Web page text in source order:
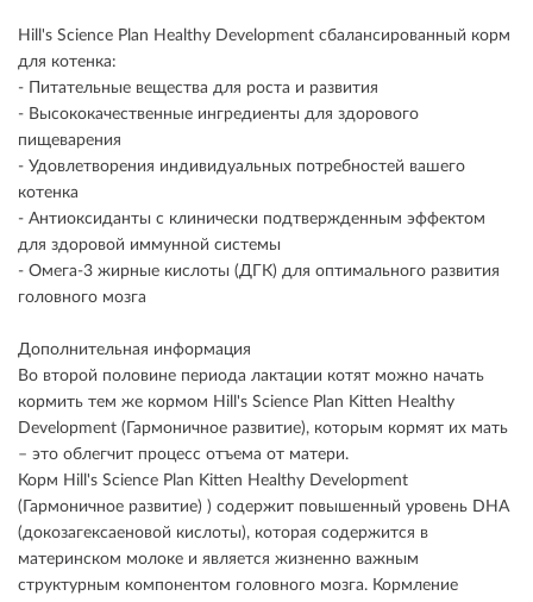
Hill's Science Plan Healthy Development сбалансированный корм
для котенка:
- Питательные вещества для роста и развития
- Высококачественные ингредиенты для здорового
пищеварения
- Удовлетворения индивидуальных потребностей вашего
котенка
- Антиоксиданты с клинически подтвержденным эффектом
для здоровой иммунной системы
- Омега-3 жирные кислоты (ДГК) для оптимального развития
головного мозга
Дополнительная информация
Во второй половине периода лактации котят можно начать
кормить тем же кормом Hill's Science Plan Kitten Healthy
Development (Гармоничное развитие), которым кормят их мать
– это облегчит процесс отъема от матери.
Корм Hill's Science Plan Kitten Healthy Development
(Гармоничное развитие) ) содержит повышенный уровень DHA
(докозагексаеновой кислоты), которая содержится в
материнском молоке и является жизненно важным
структурным компонентом головного мозга. Кормление